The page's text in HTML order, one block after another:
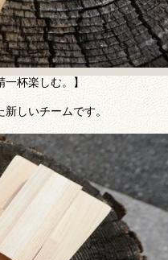
杯楽しむ。】
しいチームです。